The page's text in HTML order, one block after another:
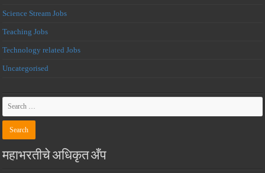
Science Stream Jobs
Teaching Jobs
Technology related Jobs
Uncategorised
महाभरतीचे अधिकृत अँप